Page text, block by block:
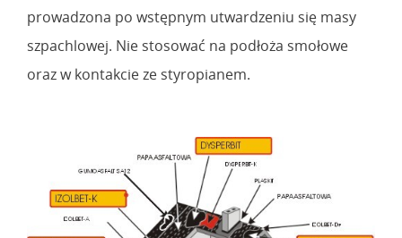
prowadzona po wstępnym utwardzeniu się masy
szpachlowej. Nie stosować na podłoża smołowe
oraz w kontakcie ze styropianem.